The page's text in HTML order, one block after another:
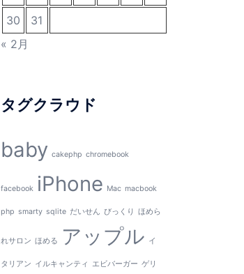
30
31
« 2月
タグクラウド
baby cakephp chromebook
facebook iPhone Mac macbook
php smarty sqlite だいせん びっくり ほめら
れサロン ほめる アップル イ
タリアン イルキャンティ エビバーガー ゲリ